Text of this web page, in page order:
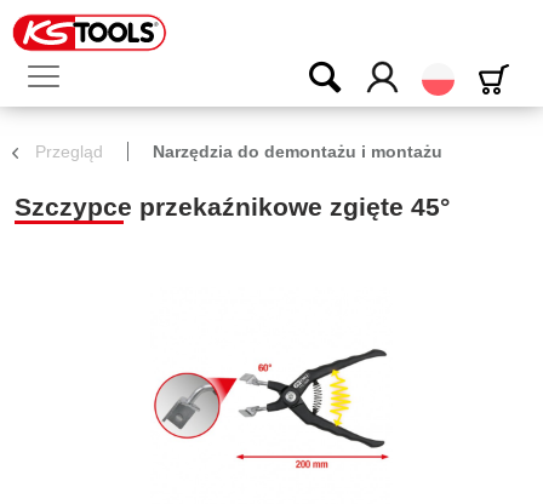
Polski
Przegląd Narzędzia do demontażu i montażu
Szczypce przekaźnikowe zgięte 45°